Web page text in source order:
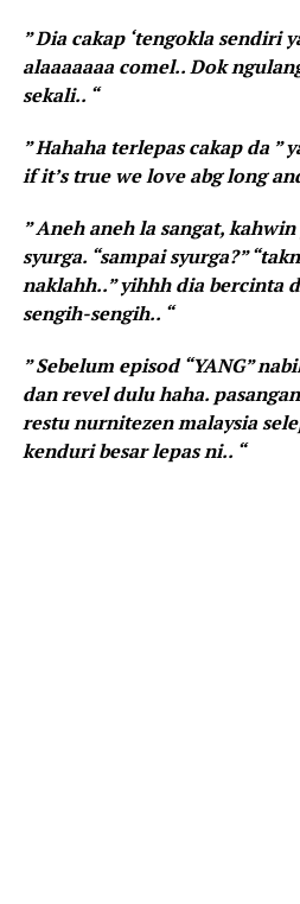
” Dia cakap ‘tengokla sendiri
alaaaaaaa comel.. Dok
sekali.. “
” Hahaha terlepas cakap da ”
if it’s true we love abg long
” Aneh aneh la sangat,
syurga. “sampai syurga?”
naklahh..” yihhh dia bercinta
sengih-sengih.. “
” Sebelum episod “YANG”
dan revel dulu haha.
restu nurnitezen malaysia
kenduri besar lepas ni.. “